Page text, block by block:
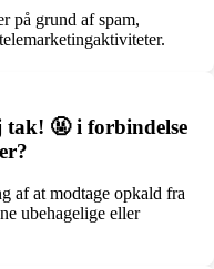
på grund af spam,
🤬 i forbindelse
af at modtage opkald fra
ubehagelige eller